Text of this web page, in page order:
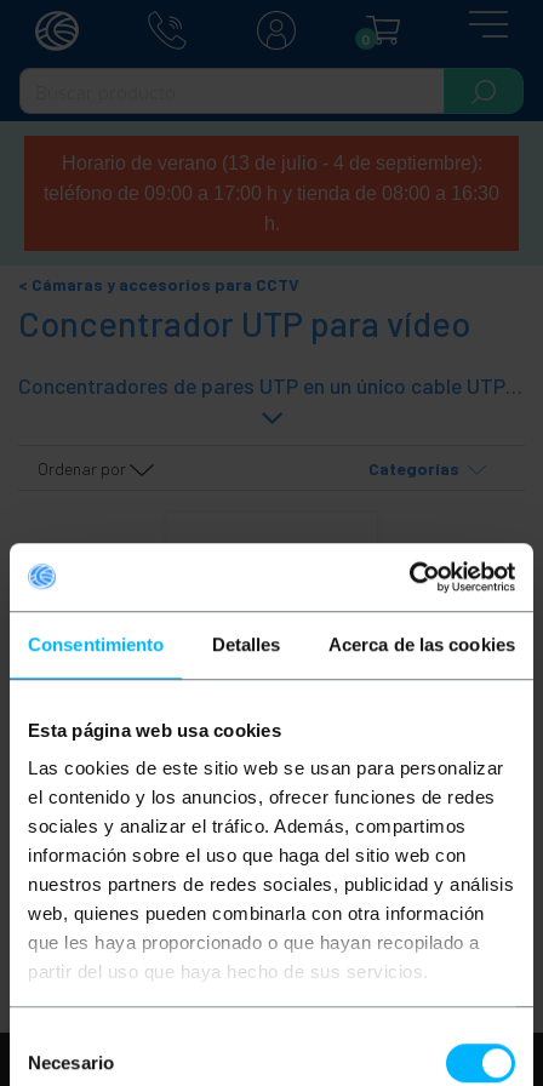
Consentimiento Detalles Acerca de las cookies
Esta página web usa cookies
Las cookies de este sitio web se usan para personalizar
el contenido y los anuncios, ofrecer funciones de redes
sociales y analizar el tráfico. Además, compartimos
información sobre el uso que haga del sitio web con
nuestros partners de redes sociales, publicidad y análisis
web, quienes pueden combinarla con otra información
que les haya proporcionado o que hayan recopilado a
partir del uso que haya hecho de sus servicios.
Selección
Necesario
0
Horario de verano (13 de julio - 4 de septiembre):
teléfono de 09:00 a 17:00 h y tienda de 08:00 a 16:30
h.
Cámaras y accesorios para CCTV
Concentrador UTP para vídeo
Concentradores de pares UTP en un único cable UTP Cat.5. Ideal para transportar hasta 4 señales de audio, vídeo o datos en un único cable UTP.
Ordenar por Categorías
OUTLET65%
BEMATIK
Cable
concentrador UTP rack
19" de 16 RJ45 a 4 RJ45
con DC TDP016
PVP
61,59
21,56€
21,56€ IVA inc.
PVD
54,14
18,95 €
Entrega inmediata REF: SI073
Cantidad
Necesita ayuda?